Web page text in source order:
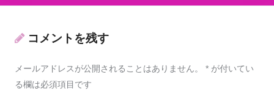
コメントを残す
メールアドレスが公開されることはありません。 * が付いてい
る欄は必須項目です